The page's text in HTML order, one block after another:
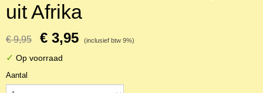
uit Afrika
€ 9,95 € 3,95 (inclusief btw 9%)
✓ Op voorraad
Aantal